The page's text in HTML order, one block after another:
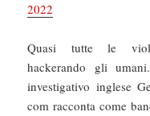
2022
Quasi tutte le
hackerando gli
investigativo inglese
com racconta come